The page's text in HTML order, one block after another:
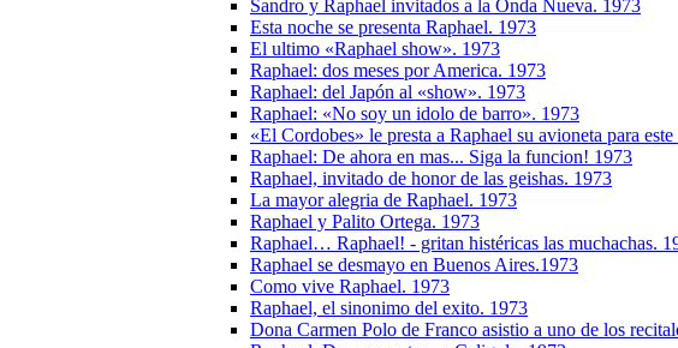
Sandro y Raphael invitados a la Onda Nueva. 1973
Esta noche se presenta Raphael. 1973
El ultimo «Raphael show». 1973
Raphael: dos meses por America. 1973
Raphael: del Japón al «show». 1973
Raphael: «No soy un idolo de barro». 1973
«El Cordobes» le presta a Raphael su avioneta para
Raphael: De ahora en mas... Siga la funcion! 1973
Raphael, invitado de honor de las geishas. 1973
La mayor alegria de Raphael. 1973
Raphael y Palito Ortega. 1973
Raphael… Raphael! - gritan histéricas las muchachas.
Raphael se desmayo en Buenos Aires.1973
Como vive Raphael. 1973
Raphael, el sinonimo del exito. 1973
Dona Carmen Polo de Franco asistio a uno de los